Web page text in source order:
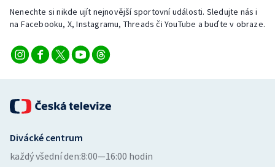
Nenechte si nikde ujít nejnovější sportovní události. Sledujte nás i
na Facebooku, X, Instagramu, Threads či YouTube a buďte v obraze.
Divácké centrum
každý všední den:8:00—16:00 hodin